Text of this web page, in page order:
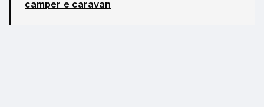
camper e caravan